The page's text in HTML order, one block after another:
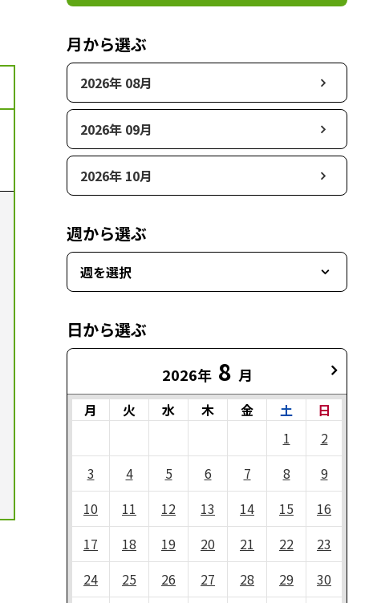
月から選ぶ
2026年 08月
2026年 09月
2026年 10月
週から選ぶ
週を選択
日から選ぶ
2026年 8 月
月 火 水 木 金 土
日
1
2
3
4 5 6 7 8
9
10
11 12 13 14 15
16
17
18 19 20 21 22
23
24
25 26 27 28 29
30